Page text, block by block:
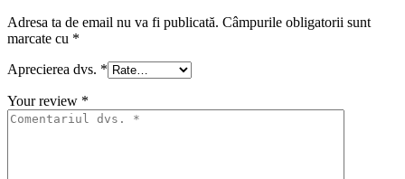
Adresa ta de email nu va fi publicată. Câmpurile obligatorii sunt
marcate cu *
Aprecierea dvs. *
Your review *